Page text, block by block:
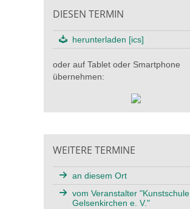
DIESEN TERMIN
herunterladen [ics]
oder auf Tablet oder Smartphone
übernehmen:
WEITERE TERMINE
an diesem Ort
vom Veranstalter "Kunstschule
Gelsenkirchen e. V."